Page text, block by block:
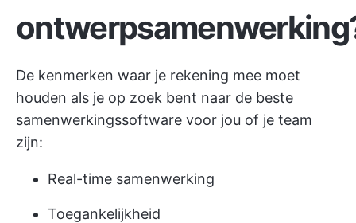
De kenmerken waar je rekening mee moet
houden als je op zoek bent naar de beste
samenwerkingssoftware voor jou of je team
zijn:
Real-time samenwerking
Toegankelijkheid